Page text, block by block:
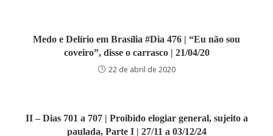
Medo e Delírio em Brasília #Dia 476 | “Eu não sou
coveiro”, disse o carrasco | 21/04/20
22 de abril de 2020
II – Dias 701 a 707 | Proibido elogiar general, sujeito a
paulada, Parte I | 27/11 a 03/12/24